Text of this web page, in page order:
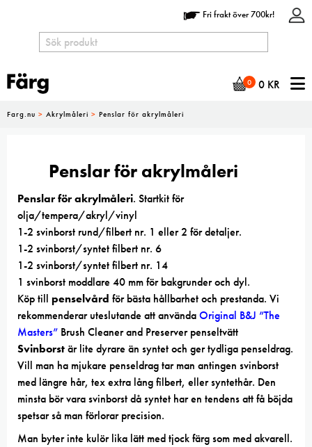
Fri frakt över 700kr!
0 0 KR
Farg.nu > Akrylmåleri > Penslar för akrylmåleri
Penslar för akrylmåleri
Penslar för akrylmåleri. Startkit för
olja/tempera/akryl/vinyl
1-2 svinborst rund/filbert nr. 1 eller 2 för detaljer.
1-2 svinborst/syntet filbert nr. 6
1-2 svinborst/syntet filbert nr. 14
1 svinborst moddlare 40 mm för bakgrunder och dyl.
Köp till penselvård för bästa hållbarhet och prestanda. Vi
rekommenderar uteslutande att användaOriginal B&J ”The
Masters” Brush Cleaner and Preserver penseltvätt
Svinborstär lite dyrare än syntet och ger tydliga penseldrag.
Vill man ha mjukare penseldrag tar man antingen svinborst
med längre hår, tex extra lång filbert, eller syntethår. Den
minsta bör vara svinborst då syntet har en tendens att få böjda
spetsar så man förlorar precision.
Man byter inte kulör lika lätt med tjock färg som med akvarell.